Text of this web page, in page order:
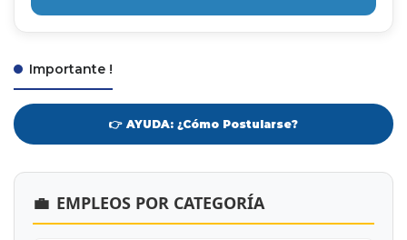
Importante !
👉 AYUDA: ¿Cómo Postularse?
💼 EMPLEOS POR CATEGORÍA